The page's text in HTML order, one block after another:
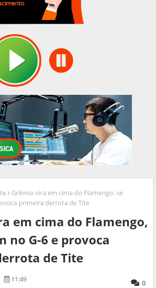
Grêmio vira em cima do Flamengo, se
primeira derrota de Tite
em cima do Flamengo,
no G-6 e provoca
de Tite
11:49 0